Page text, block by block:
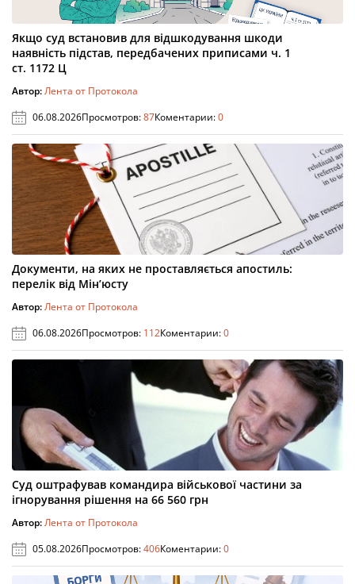
Якщо суд встановив для відшкодування шкоди
наявність підстав, передбачених приписами ч. 1
ст. 1172 Ц
Автор:Лента от Протокола
06.08.2026Просмотров:87Коментарии:0
Документи, на яких не проставляється апостиль:
перелік від Мін’юсту
Автор:Лента от Протокола
06.08.2026Просмотров: 112Коментарии:0
Суд оштрафував командира військової частини за
ігнорування рішення на 66 560 грн
Автор:Лента от Протокола
05.08.2026Просмотров:406Коментарии:0